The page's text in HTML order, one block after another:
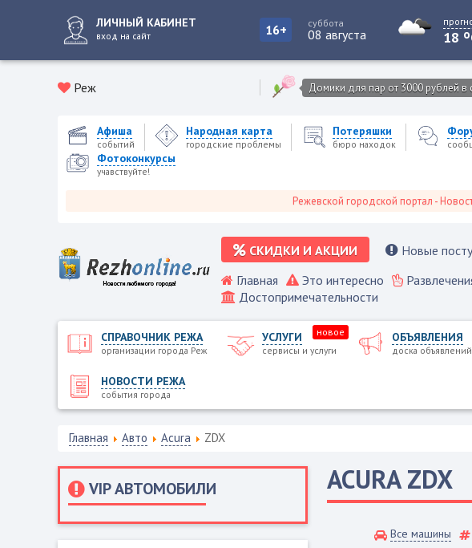
ЛИЧНЫЙ КАБИНЕТ
вход на сайт 16+ суббота
08 августа 18 o
Реж Домики для пар от 3000 рублей в
Афиша
событий
Народная карта
городские проблемы
Потеряшки
бюро находок
Фотоконкурсы
учавствуйте!
Режевской городской портал - Новости
СКИДКИ И АКЦИИ Новые
Главная Это интересно
Достопримечательности
СПРАВОЧНИК РЕЖА
организации города Реж
УСЛУГИ
сервисы и услуги
новое ОБЪЯВЛЕНИЯ
доска объявлений
НОВОСТИ РЕЖА
события города
Главная Авто Acura ZDX
VIP АВТОМОБИЛИ ACURAZDX
Все машины